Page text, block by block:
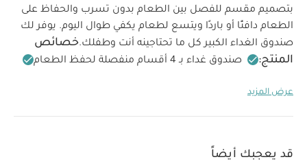
بتصميم مقسم للفصل بين الطعام بدون تسرب والحفاظ على
الطعام دافئًا أو باردًا ويتسع لطعام يكفي طوال اليوم. يوفر لك
صندوق الغداء الكبير كل ما تحتاجينه أنت وطفلك.خصائص
المنتج:
صندوق غداء بـ 4 أقسام منفصلة لحفظ الطعام
يشمل برطمان طعام عازل للحرارة ويفرغ الهواء (يتسع
باستخدام الأيدي الصغيرة
غطاء سيليكون قابل للإزالة لسهولة الغسل
عرض المزيد
قد يعجبك أيضاً